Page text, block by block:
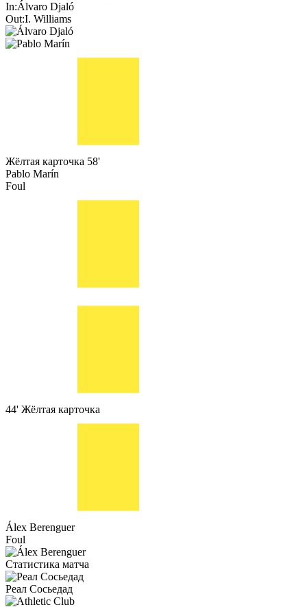
In:Álvaro Djaló
Out:I. Williams
Жёлтая карточка 58'
Pablo Marín
Foul
44' Жёлтая карточка
Álex Berenguer
Foul
Статистика матча
Реал Сосьедад